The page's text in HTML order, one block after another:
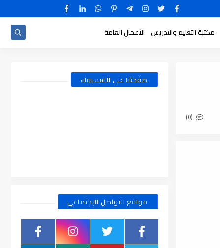
مكتبة التعليم والتدريس الأعمال العامة
(0)
صفحتنا على الفيسبوك
مواقع التواصل الإجتماعي